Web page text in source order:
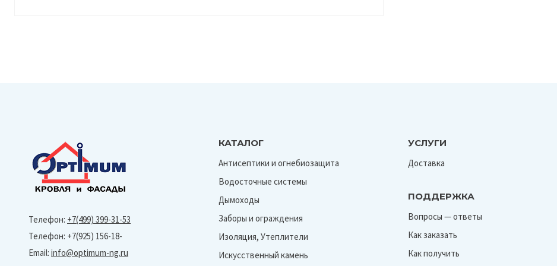
Телефон: +7(499) 399-31-53
Телефон: +7(925) 156-18-
Email: info@optimum-ng.ru
КАТАЛОГ
Антисептики и огнебиозащита
Водосточные системы
Дымоходы
Заборы и ограждения
Изоляция, Утеплители
Искусственный камень
УСЛУГИ
Доставка
ПОДДЕРЖКА
Вопросы — ответы
Как заказать
Как получить